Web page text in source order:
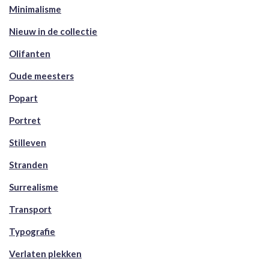
Minimalisme
Nieuw in de collectie
Olifanten
Oude meesters
Popart
Portret
Stilleven
Stranden
Surrealisme
Transport
Typografie
Verlaten plekken